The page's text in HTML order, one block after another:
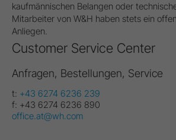
kaufmännischen Belangen oder
Mitarbeiter von W&H haben stets ein
Anliegen.
Customer Service Center
Anfragen, Bestellungen, Service
t: +43 6274 6236 239
f: +43 6274 6236 890
office.at@wh.com